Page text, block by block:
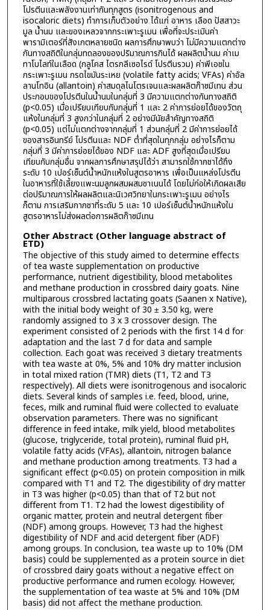
โปรตีนและพลังงานเท่ากันทุกสูตร (isonitrogenous and
isocaloric diets) ทำการเก็บตัวอย่าง ได้แก่ อาหาร เลือด ปัสสาวะ
มูล น้ำนม และของเหลวจากกระเพาะรูเมน เพื่อที่จะประเมินค่า
พารามิเตอร์ที่สังเกตหลายชนิด ผลการศึกษาพบว่า ไม่มีความแตกต่าง
กันทางสถิติในกลุ่มทดลองของปริมาณการกินได้ ผลผลิตน้ำนม ค่าเม
ทาโบไลท์ในเลือด (กลูโคส ไตรกลีเซอไรด์ โปรตีนรวม) ค่าพีเอชใน
กระเพาะรูเมน กรดไขมันระเหย (volatile fatty acids; VFAs) ค่าอัล
ลานโทอิน (allantoin) ค่าสมดุลไนโตรเจนและผลผลิตก๊าซมีเทน ส่วน
ประกอบของโปรตีนในน้ำนมในกลุ่มที่ 3 มีความแตกต่างกันทางสถิติ
(p<0.05) เมื่อเปรียบเทียบกับกลุ่มที่ 1 และ 2 ค่าการย่อยได้ของวัตถุ
แห้งในกลุ่มที่ 3 สูงกว่าในกลุ่มที่ 2 อย่างมีนัยสำคัญทางสถิติ
(p<0.05) แต่ไม่แตกต่างจากกลุ่มที่ 1 ส่วนกลุ่มที่ 2 มีค่าการย่อยได้
ของสารอินทรีย์ โปรตีนและ NDF ต่ำที่สุดในทุกกลุ่ม อย่างไรก็ตาม
กลุ่มที่ 3 มีค่าการย่อยได้ของ NDF และ ADF สูงที่สุดเมื่อเปรียบ
เทียบกับกลุ่มอื่น จากผลการศึกษาสรุปได้ว่า สามารถใช้กากชาได้ถึง
ระดับ 10 เปอร์เซ็นต์น้ำหนักแห้งในสูตรอาหาร เพื่อเป็นแหล่งโปรตีน
ในอาหารที่ใช้เลี้ยงแพะนมลูกผสมผสมซาเนนได้ โดยไม่ก่อให้เกิดผลเสีย
ต่อปริมาณการให้ผลผลิตและนิเวศวิทยาในกระเพาะรูเมน อย่างไร
ก็ตาม การเสริมกากชาที่ระดับ 5 และ 10 เปอร์เซ็นต์น้ำหนักแห้งใน
สูตรอาหารไม่ส่งผลต่อการผลิตก๊าซมีเทน
Other Abstract (Other language abstract of
ETD)
The objective of this study aimed to determine effects
of tea waste supplementation on productive
performance, nutrient digestibility, blood metabolites
and methane production in crossbred dairy goats. Nine
multiparous crossbred lactating goats (Saanen x Native),
with the initial body weight of 30 ± 3.50 kg, were
randomly assigned to 3 x 3 crossover design. The
experiment consisted of 2 periods with the first 14 d for
adaptation and the last 7 d for data and sample
collection. Each goat was received 3 dietary treatments
with tea waste at 0%, 5% and 10% dry matter inclusion
in total mixed ration (TMR) diets (T1, T2 and T3
respectively). All diets were isonitrogenous and isocaloric
diets. Several kinds of samples i.e. feed, blood, urine,
feces, milk and ruminal fluid were collected to evaluate
observation parameters. There was no significant
difference in feed intake, milk yield, blood metabolites
(glucose, triglyceride, total protein), ruminal fluid pH,
volatile fatty acids (VFAs), allantoin, nitrogen balance
and methane production among treatments. T3 had a
significant effect (p<0.05) on protein composition in milk
compared with T1 and T2. The digestibility of dry matter
in T3 was higher (p<0.05) than that of T2 but not
different from T1. T2 had the lowest digestibility of
organic matter, protein and neutral detergent fiber
(NDF) among groups. However, T3 had the highest
digestibility of NDF and acid detergent fiber (ADF)
among groups. In conclusion, tea waste up to 10% (DM
basis) could be supplemented as a protein source in diet
of crossbred dairy goats without a negative effect on
productive performance and rumen ecology. However,
the supplementation of tea waste at 5% and 10% (DM
basis) did not affect the methane production.